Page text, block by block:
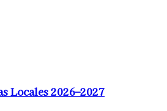
Locales 2026–2027